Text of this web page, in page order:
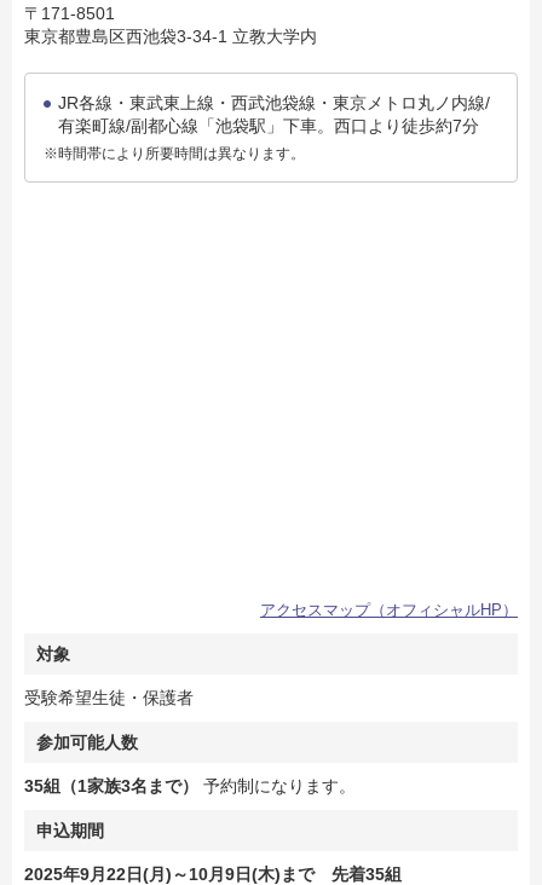
〒171-8501
東京都豊島区西池袋3-34-1 立教大学内
JR各線・東武東上線・西武池袋線・東京メトロ丸ノ内線/
有楽町線/副都心線「池袋駅」下車。西口より徒歩約7分
※時間帯により所要時間は異なります。
アクセスマップ（オフィシャルHP）
対象
受験希望生徒・保護者
参加可能人数
35組（1家族3名まで） 予約制になります。
申込期間
2025年9月22日(月)～10月9日(木)まで 先着35組